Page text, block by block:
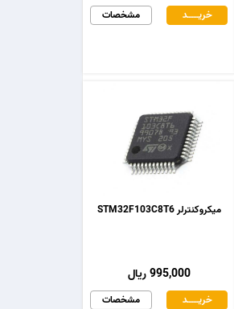
مشخصات خریـــــــد
میکروکنترلر STM32F103C8T6
995,000 ریال
مشخصات خریـــــــد